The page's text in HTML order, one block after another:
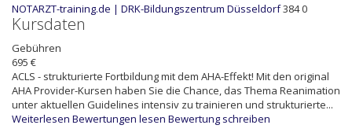
NOTARZT-training.de | DRK-Bildungszentrum Düsseldorf3840
Kursdaten
Gebühren
695 €
ACLS - strukturierte Fortbildung mit dem AHA-Effekt! Mit den original
AHA Provider-Kursen haben Sie die Chance, das Thema Reanimation
unter aktuellen Guidelines intensiv zu trainieren und strukturierte...
Weiterlesen Bewertungen lesen Bewertung schreiben